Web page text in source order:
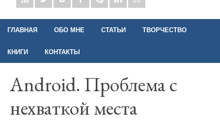
ГЛАВНАЯ ОБО МНЕ СТАТЬИ ТВОРЧЕСТВО
КНИГИ КОНТАКТЫ
Android. Проблема с
нехваткой места